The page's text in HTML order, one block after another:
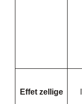
Effet zellige